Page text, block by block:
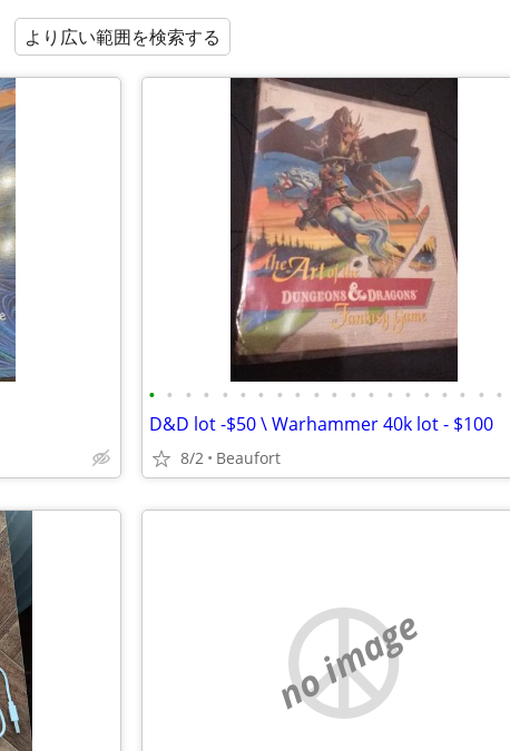
より広い範囲を検索する
• • • • • • • • • • • • • • • • • • • •
D&D lot -$50 \ Warhammer 40k lot - $100
8/2 Beaufort
no image